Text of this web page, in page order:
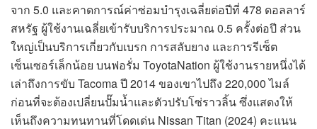
จาก 5.0 และคาดการณ์ค่าซ่อมบำรุงเฉลี่ยต่อปีที่ 478 ดอลลาร์
สหรัฐ ผู้ใช้งานเฉลี่ยเข้ารับบริการประมาณ 0.5 ครั้งต่อปี ส่วน
ใหญ่เป็นบริการเกี่ยวกับเบรก การสลับยาง และการรีเซ็ต
เซ็นเซอร์เล็กน้อย บนฟอรั่ม ToyotaNation ผู้ใช้งานรายหนึ่งได้
เล่าถึงการขับ Tacoma ปี 2014 ของเขาไปถึง 220,000 ไมล์
ก่อนที่จะต้องเปลี่ยนปั๊มน้ำและตัวปรับโซ่ราวลิ้น ซึ่งแสดงให้
เห็นถึงความทนทานที่โดดเด่น Nissan Titan (2024) คะแนน